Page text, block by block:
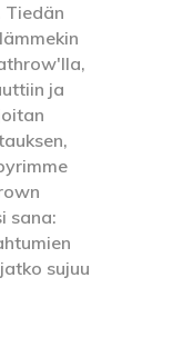
Tiedän
ja
sana:
sujuu